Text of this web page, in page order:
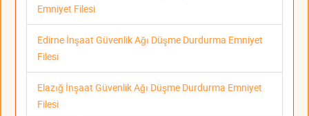
Emniyet Filesi
Edirne İnşaat Güvenlik Ağı Düşme Durdurma Emniyet
Filesi
Elazığ İnşaat Güvenlik Ağı Düşme Durdurma Emniyet
Filesi